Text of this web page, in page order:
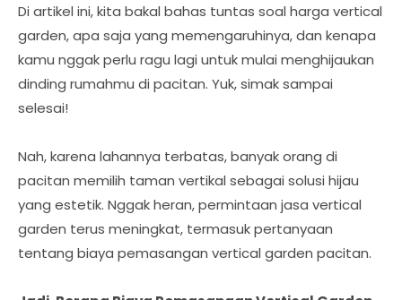
Di artikel ini, kita bakal bahas tuntas soal harga vertical
garden, apa saja yang memengaruhinya, dan kenapa
kamu nggak perlu ragu lagi untuk mulai menghijaukan
dinding rumahmu di pacitan. Yuk, simak sampai
selesai!
Nah, karena lahannya terbatas, banyak orang di
pacitan memilih taman vertikal sebagai solusi hijau
yang estetik. Nggak heran, permintaan jasa vertical
garden terus meningkat, termasuk pertanyaan
tentang biaya pemasangan vertical garden pacitan.